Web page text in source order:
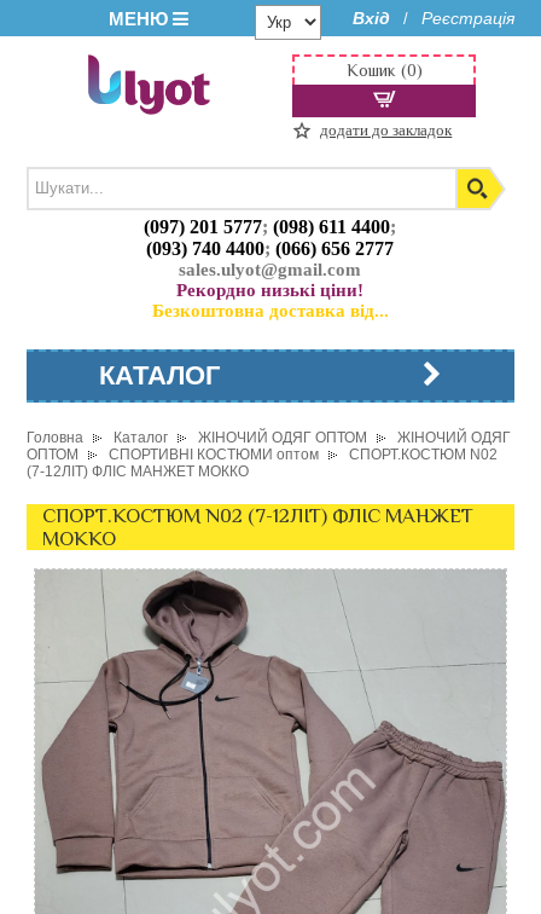
МЕНЮ Вхід / Реєстрація
(097) 201 5777;(098) 611 4400;
(093) 740 4400;(066) 656 2777
sales.ulyot@gmail.com
Рекордно низькі ціни!
Безкоштовна доставка від...
Кошик (0)
додати до закладок
КАТАЛОГ
Головна Каталог ЖІНОЧИЙ ОДЯГ ОПТОМ
ЖІНОЧИЙ ОДЯГ
ОПТОМ
СПОРТИВНІ КОСТЮМИ оптом
СПОРТ.КОСТЮМ N02
(7-12ЛІТ) ФЛІС МАНЖЕТ МОККО
СПОРТ.КОСТЮМ N02 (7-12ЛІТ) ФЛІС МАНЖЕТ
МОККО